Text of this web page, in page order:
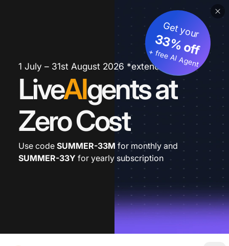
1 July – 31st August 2026 *extended
LiveAIgents at
Zero Cost
Get your
33% off
+ free AI Agent
Use code SUMMER-33M for monthly and
SUMMER-33Y for yearly subscription